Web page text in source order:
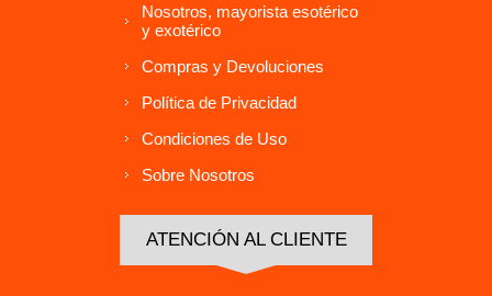
Nosotros, mayorista esotérico
y exotérico
Compras y Devoluciones
Política de Privacidad
Condiciones de Uso
Sobre Nosotros
ATENCIÓN AL CLIENTE